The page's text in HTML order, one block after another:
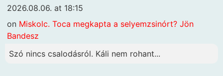
2026.08.06. at 18:15
on Miskolc. Toca megkapta a selyemzsinórt? Jön
Bandesz
Szó nincs csalodásról. Káli nem rohant...